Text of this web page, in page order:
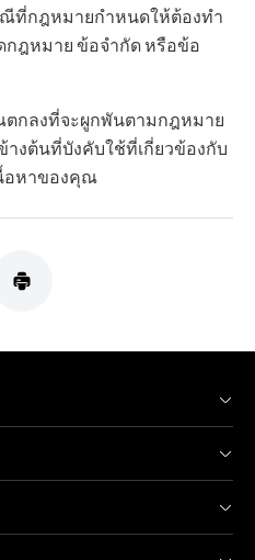
ณีที่กฎหมายกำหนดให้ต้องทำ
กฎหมาย ข้อจำกัด หรือข้อ
กลงที่จะผูกพันตามกฎหมาย
งต้นที่บังคับใช้ที่เกี่ยวข้องกับ
อหาของคุณ